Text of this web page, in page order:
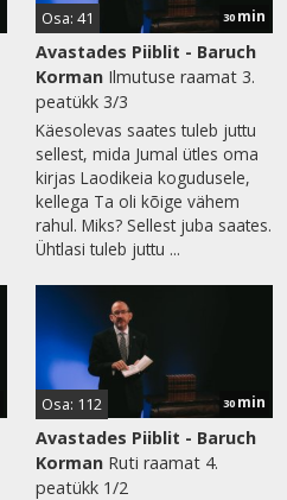
30 min
Osa: 41
Avastades Piiblit - Baruch
Korman Ilmutuse raamat 3.
peatükk 3/3
Käesolevas saates tuleb juttu
sellest, mida Jumal ütles oma
kirjas Laodikeia kogudusele,
kellega Ta oli kõige vähem
rahul. Miks? Sellest juba saates.
Ühtlasi tuleb juttu ...
30 min
Osa: 112
Avastades Piiblit - Baruch
Korman Ruti raamat 4.
peatükk 1/2